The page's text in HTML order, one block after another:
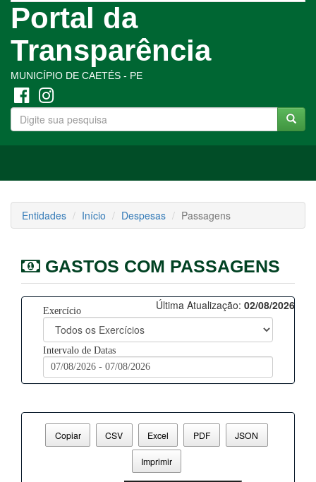
Portal da
Transparência
MUNICÍPIO DE CAETÉS - PE
navigation
Entidades Início Despesas Passagens
GASTOS COM PASSAGENS
Última Atualização: 02/08/2026
Exercício
Intervalo de Datas
Copiar CSV Excel PDF JSON
Imprimir